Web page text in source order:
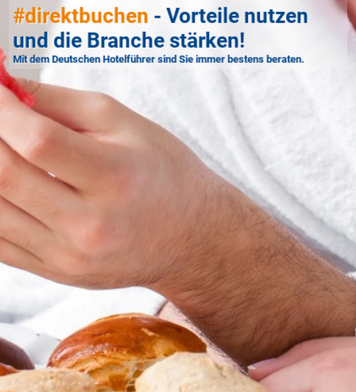
#direktbuchen - Vorteile nutzen
und die Branche stärken!
Mit dem Deutschen Hotelführer sind Sie immer bestens beraten.